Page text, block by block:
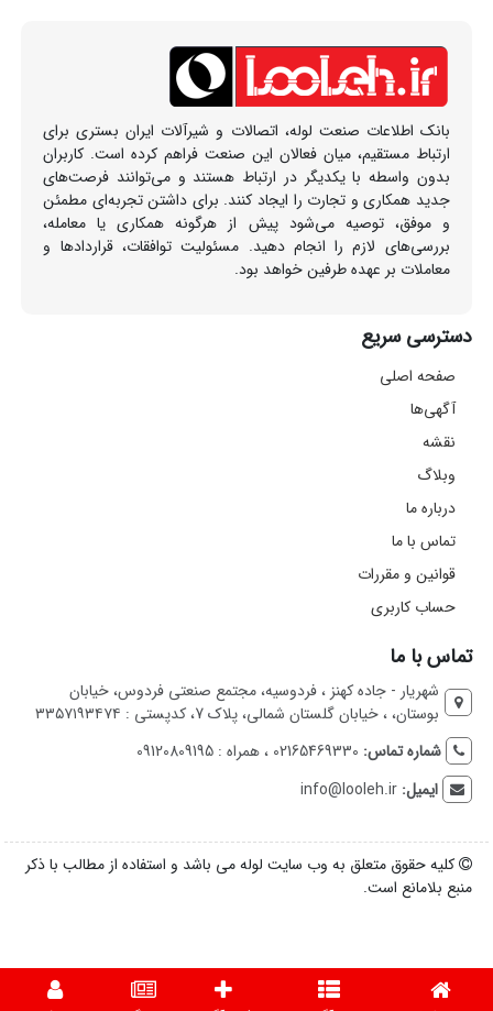
بانک اطلاعات صنعت لوله، اتصالات و شیرآلات ایران بستری برای
ارتباط مستقیم، میان فعالان این صنعت فراهم کرده است. کاربران
بدون واسطه با یکدیگر در ارتباط هستند و می‌توانند فرصت‌های
جدید همکاری و تجارت را ایجاد کنند. برای داشتن تجربه‌ای مطمئن
و موفق، توصیه می‌شود پیش از هرگونه همکاری یا معامله،
بررسی‌های لازم را انجام دهید. مسئولیت توافقات، قراردادها و
معاملات بر عهده طرفین خواهد بود.
دسترسی سریع
صفحه اصلی
آگهی‌ها
نقشه
وبلاگ
درباره ما
تماس با ما
قوانین و مقررات
حساب کاربری
تماس با ما
شهریار - جاده کهنز ، فردوسیه، مجتمع صنعتی فردوس، خیابان
بوستان، ، خیابان گلستان شمالی، پلاک 7، کدپستی : ۳۳۵۷۱۹۳۴۷۴
شماره تماس: 02165469330 ، همراه : 09120809195
ایمیل:info@looleh.ir
کلیه حقوق متعلق به وب سایت لوله می باشد و استفاده از مطالب با ذکر
منبع بلامانع است.